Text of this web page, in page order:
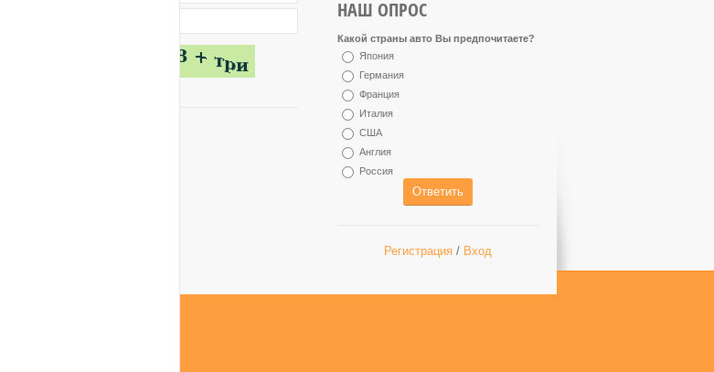
НАШ ОПРОС
Какой страны авто Вы предпочитаете?
Япония
Германия
Франция
Италия
США
Англия
Россия
Регистрация / Вход